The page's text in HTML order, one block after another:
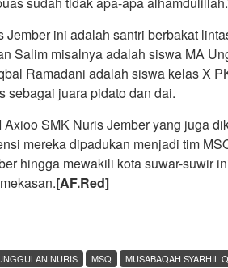
ini adalah santri berbakat
Salim misalnya adalah siswa MA
Ramadani adalah siswa kelas X
sebagai juara pidato dan dai.
SMK Nuris Jember yang juga
mereka dipadukan menjadi tim
hingga mewakili kota suwar-suwir
[AF.Red]
NURIS MSQ
MUSABAQAH SYARHIL